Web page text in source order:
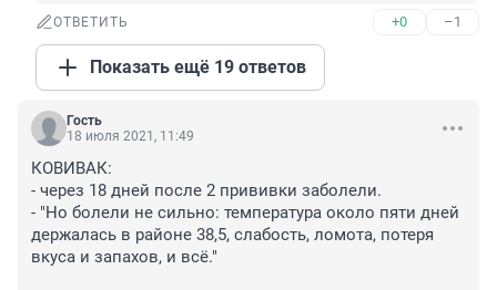
ОТВЕТИТЬ +0 –1
Показать ещё 19 ответов
Гость
18 июля 2021, 11:49
КОВИВАК:
- через 18 дней после 2 прививки заболели.
- "Но болели не сильно: температура около пяти дней
держалась в районе 38,5, слабость, ломота, потеря
вкуса и запахов, и всё."